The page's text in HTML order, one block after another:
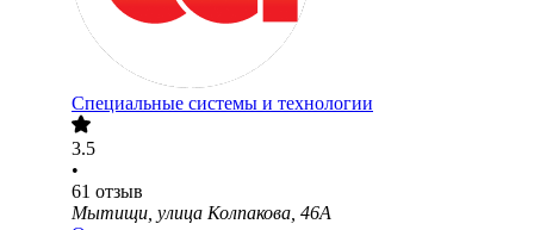
Специальные системы и технологии
3.5
•
61 отзыв
Мытищи, улица Колпакова, 46А